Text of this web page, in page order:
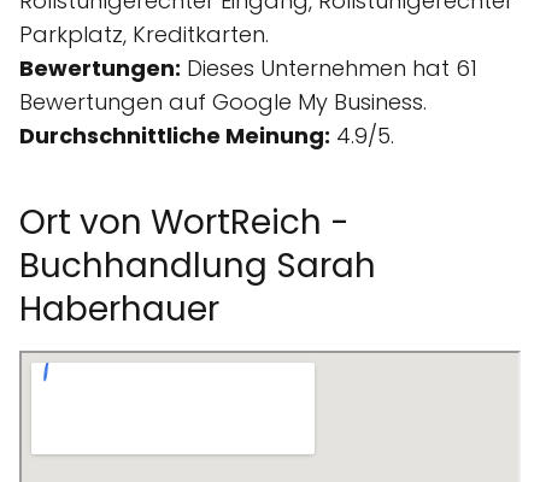
Parkplatz, Kreditkarten.
Bewertungen: Dieses Unternehmen hat 61
Bewertungen auf Google My Business.
Durchschnittliche Meinung: 4.9/5.
Ort von WortReich -
Buchhandlung Sarah
Haberhauer